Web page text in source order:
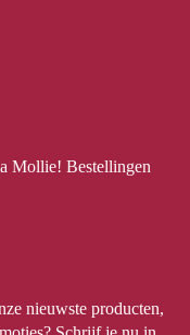
Mollie! Bestellingen
nieuwste producten,